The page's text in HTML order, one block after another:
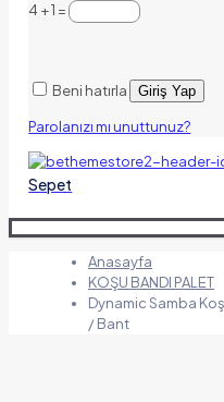
4 + 1 =
Beni hatırla Giriş Yap
Parolanızı mı unuttunuz?
Sepet
Anasayfa
KOŞU BANDI PALET
Dynamic Samba
/ Bant